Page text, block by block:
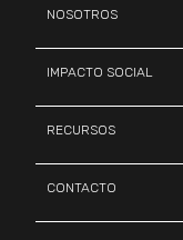
NOSOTROS
IMPACTO SOCIAL
RECURSOS
CONTACTO